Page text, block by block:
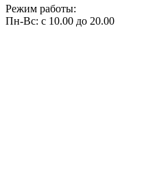
Режим работы:
Пн-Вс: с 10.00 до 20.00